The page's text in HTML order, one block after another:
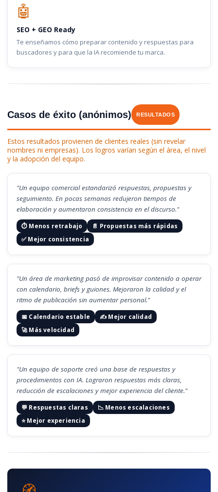
🤖
SEO + GEO Ready
Te enseñamos cómo preparar contenido y respuestas para
buscadores y para que la IA recomiende tu marca.
Casos de éxito (anónimos) RESULTADOS
Estos resultados provienen de clientes reales (sin revelar
nombres ni empresas). Los logros varían según el área, el nivel
y la adopción del equipo.
"Un equipo comercial estandarizó respuestas, propuestas y
seguimiento. En pocas semanas redujeron tiempos de
elaboración y aumentaron consistencia en el discurso."
⏱️ Menos retrabajo
📄 Propuestas más rápidas
✅ Mejor consistencia
"Un área de marketing pasó de improvisar contenido a operar
con calendario, briefs y guiones. Mejoraron la calidad y el
ritmo de publicación sin aumentar personal."
📅 Calendario estable
✍️ Mejor calidad
🚀 Más velocidad
"Un equipo de soporte creó una base de respuestas y
procedimientos con IA. Lograron respuestas más claras,
reducción de escalaciones y mejor experiencia del cliente."
💬 Respuestas claras
📉 Menos escalaciones
⭐ Mejor experiencia